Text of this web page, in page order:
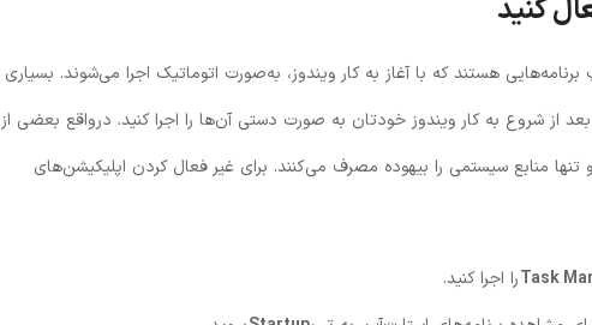
کنید
هستند که با آغاز به کار ویندوز، به‌صورت اتوماتیک اجرا می‌شوند. بسیاری
از شروع به کار ویندوز خودتان به صورت دستی آن‌ها را اجرا کنید. درواقع بعضی از
تنها منابع سیستمی را بیهوده مصرف می‌کنند. برای غیر فعال کردن اپلیکیشن‌های
Taskرا اجرا کنید.